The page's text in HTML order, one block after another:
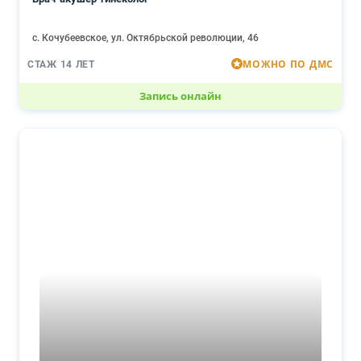
с. Кочубеевское, ул. Октябрьской революции, 46
СТАЖ 14 ЛЕТ МОЖНО ПО ДМС
Запись онлайн